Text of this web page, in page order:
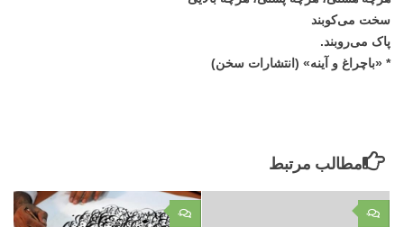
سخت می‌کوبند
پاک می‌روبند.
* «باچراغ و آینه» (انتشارات سخن)
مطالب مرتبط
۰ ۰